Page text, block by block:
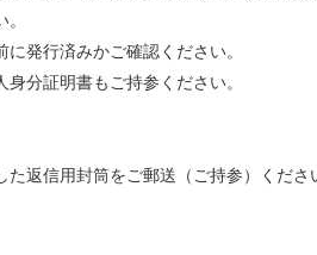
発行済みかご確認ください。
分証明書もご持参ください。
返信用封筒をご郵送（ご持参）くださ